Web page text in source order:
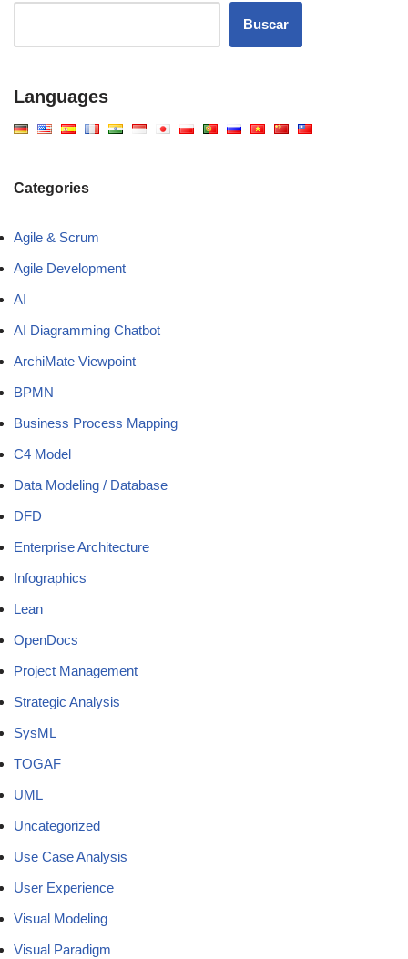
Buscar
Languages
Categories
Agile & Scrum
Agile Development
AI
AI Diagramming Chatbot
ArchiMate Viewpoint
BPMN
Business Process Mapping
C4 Model
Data Modeling / Database
DFD
Enterprise Architecture
Infographics
Lean
OpenDocs
Project Management
Strategic Analysis
SysML
TOGAF
UML
Uncategorized
Use Case Analysis
User Experience
Visual Modeling
Visual Paradigm